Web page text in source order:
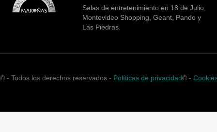
Salas de entretenimiento en 18 de Julio,
Montevideo Shopping, Geant, Pando y
Las Piedras.
© - Todos los derechos reservados - Políticas de privacidad© -